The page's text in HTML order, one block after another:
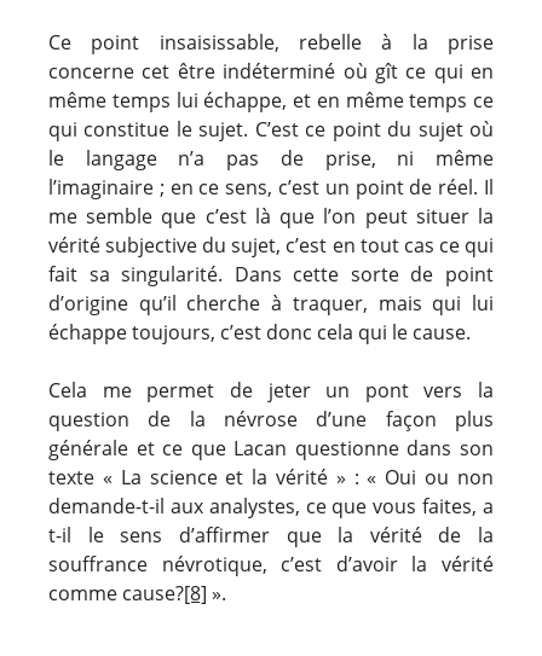
Ce point insaisissable, rebelle à la prise
concerne cet être indéterminé où gît ce qui en
même temps lui échappe, et en même temps ce
qui constitue le sujet. C’est ce point du sujet où
le langage n’a pas de prise, ni même
l’imaginaire ; en ce sens, c’est un point de réel. Il
me semble que c’est là que l’on peut situer la
vérité subjective du sujet, c’est en tout cas ce qui
fait sa singularité. Dans cette sorte de point
d’origine qu’il cherche à traquer, mais qui lui
échappe toujours, c’est donc cela qui le cause.
Cela me permet de jeter un pont vers la
question de la névrose d’une façon plus
générale et ce que Lacan questionne dans son
texte « La science et la vérité » : « Oui ou non
demande-t-il aux analystes, ce que vous faites, a
t-il le sens d’affirmer que la vérité de la
souffrance névrotique, c’est d’avoir la vérité
comme cause?[8] ».